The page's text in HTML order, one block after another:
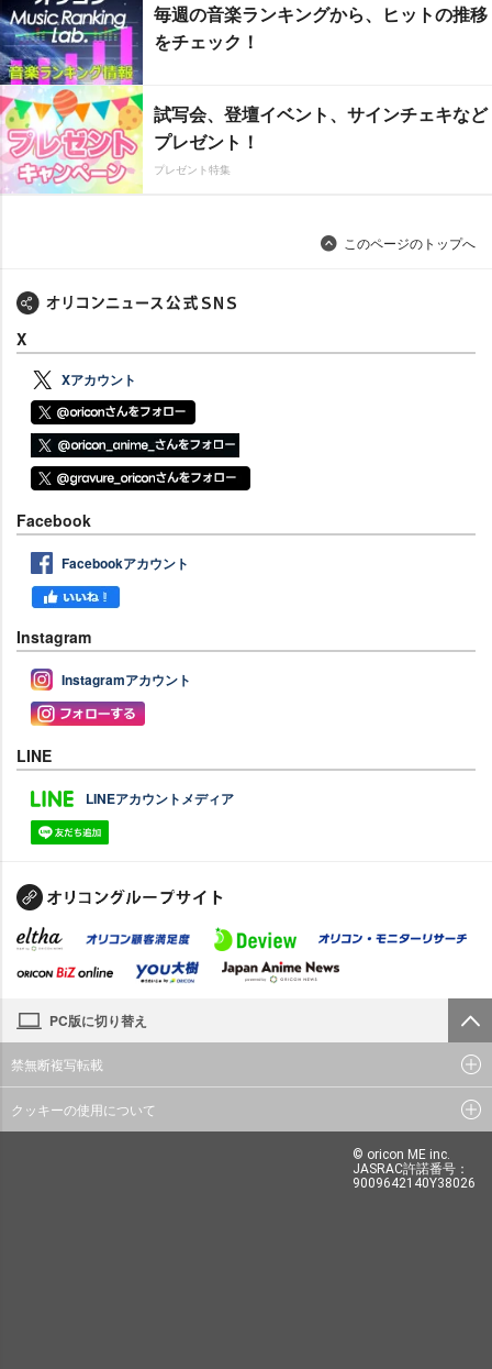
毎週の音楽ランキングから、ヒットの推移
をチェック！
試写会、登壇イベント、サインチェキなど
プレゼント！
プレゼント特集
このページのトップへ
X
Xアカウント
Facebook
Facebookアカウント
Instagram
Instagramアカウント
LINE
LINEアカウントメディア
PC版に切り替え
禁無断複写転載
クッキーの使用について
© oricon ME inc.
JASRAC許諾番号：
9009642140Y38026